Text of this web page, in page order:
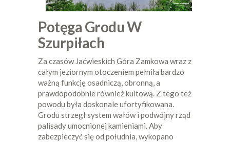
Potęga Grodu W
Szurpiłach
Za czasów Jaćwieskich Góra Zamkowa wraz z
całym jeziornym otoczeniem pełniła bardzo
ważną funkcję osadniczą, obronną, a
prawdopodobnie również kultową. Z tego też
powodu była doskonale ufortyfikowana.
Grodu strzegł system wałów i podwójny rząd
palisady umocnionej kamieniami. Aby
zabezpieczyć się od południa, wykopano